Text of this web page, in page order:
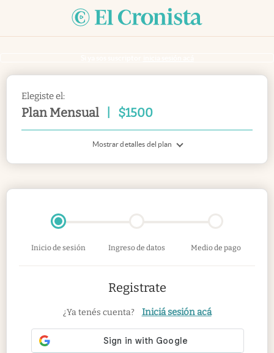
Elegiste el:
Plan Mensual $1500
Mostrar detalles del plan
Inicio de sesión Ingreso de datos Medio de pago
Registrate
¿Ya tenés cuenta? Iniciá sesión acá